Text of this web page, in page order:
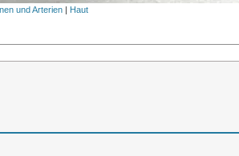
und Arterien Haut